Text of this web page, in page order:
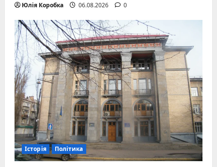
Юлія Коробка 06.08.2026 0
Історія Політика